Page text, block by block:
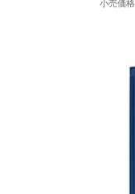
小売価格